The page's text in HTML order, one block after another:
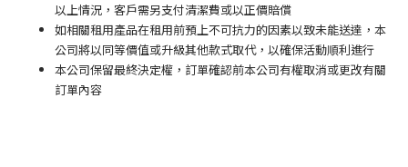
以上情況，客戶需另支付清潔費或以正價賠償
如相關租用產品在租用前預上不可抗力的因素以致未能送達，本
公司將以同等價值或升級其他款式取代，以確保活動順利進行
本公司保留最終決定權，訂單確認前本公司有權取消或更改有關
訂單內容